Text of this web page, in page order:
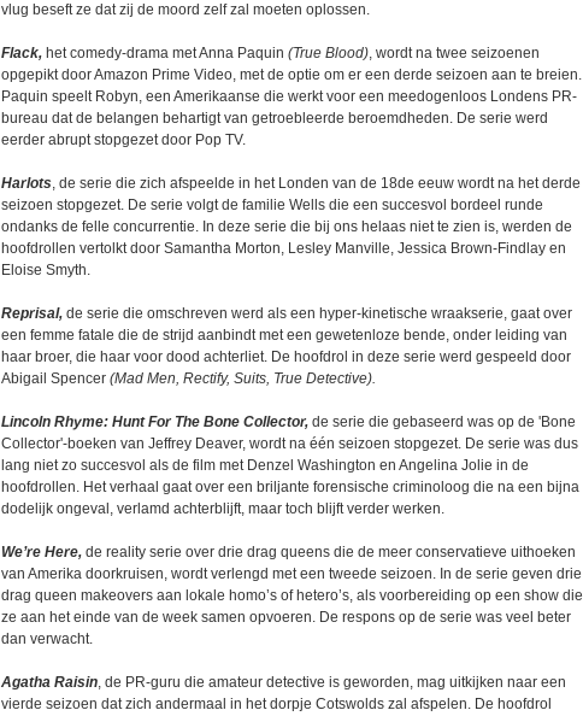
vlug beseft ze dat zij de moord zelf zal moeten oplossen.
Flack, het comedy-drama met Anna Paquin (True Blood), wordt na twee seizoenen
opgepikt door Amazon Prime Video, met de optie om er een derde seizoen aan te breien.
Paquin speelt Robyn, een Amerikaanse die werkt voor een meedogenloos Londens PR-
bureau dat de belangen behartigt van getroebleerde beroemdheden. De serie werd
eerder abrupt stopgezet door Pop TV.
Harlots, de serie die zich afspeelde in het Londen van de 18de eeuw wordt na het derde
seizoen stopgezet. De serie volgt de familie Wells die een succesvol bordeel runde
ondanks de felle concurrentie. In deze serie die bij ons helaas niet te zien is, werden de
hoofdrollen vertolkt door Samantha Morton, Lesley Manville, Jessica Brown-Findlay en
Eloise Smyth.
Reprisal, de serie die omschreven werd als een hyper-kinetische wraakserie, gaat over
een femme fatale die de strijd aanbindt met een gewetenloze bende, onder leiding van
haar broer, die haar voor dood achterliet. De hoofdrol in deze serie werd gespeeld door
Abigail Spencer (Mad Men, Rectify, Suits, True Detective).
Lincoln Rhyme: Hunt For The Bone Collector, de serie die gebaseerd was op de 'Bone
Collector'-boeken van Jeffrey Deaver, wordt na één seizoen stopgezet. De serie was dus
lang niet zo succesvol als de film met Denzel Washington en Angelina Jolie in de
hoofdrollen. Het verhaal gaat over een briljante forensische criminoloog die na een bijna
dodelijk ongeval, verlamd achterblijft, maar toch blijft verder werken.
We’re Here, de reality serie over drie drag queens die de meer conservatieve uithoeken
van Amerika doorkruisen, wordt verlengd met een tweede seizoen. In de serie geven drie
drag queen makeovers aan lokale homo’s of hetero’s, als voorbereiding op een show die
ze aan het einde van de week samen opvoeren. De respons op de serie was veel beter
dan verwacht.
Agatha Raisin, de PR-guru die amateur detective is geworden, mag uitkijken naar een
vierde seizoen dat zich andermaal in het dorpje Cotswolds zal afspelen. De hoofdrol